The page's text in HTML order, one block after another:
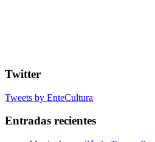
Twitter
Tweets by EnteCultura
Entradas recientes